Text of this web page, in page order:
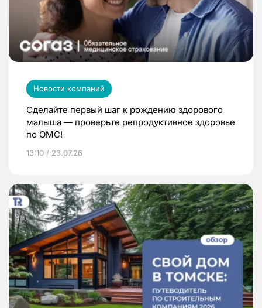
Новости компаний
Сделайте первый шаг к рождению здорового
малыша — проверьте репродуктивное здоровье
по ОМС!
13:10 / 23.07.26